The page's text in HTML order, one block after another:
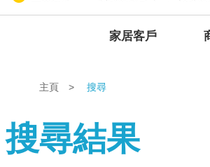
家居客戶
主頁 > 搜尋
搜尋結果